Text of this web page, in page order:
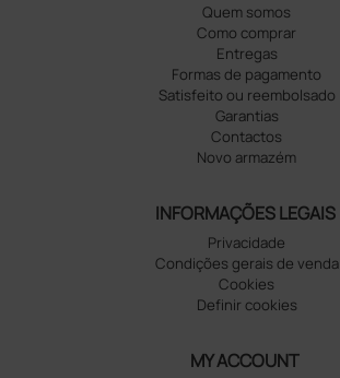
Quem somos
Como comprar
Entregas
Formas de pagamento
Satisfeito ou reembolsado
Garantias
Contactos
Novo armazém
INFORMAÇÕES LEGAIS
Privacidade
Condições gerais de venda
Cookies
Definir cookies
MY ACCOUNT